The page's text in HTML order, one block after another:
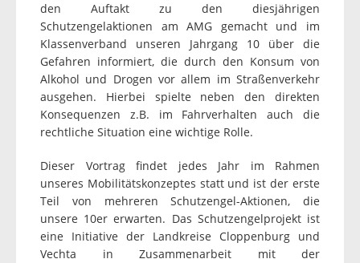
den Auftakt zu den diesjährigen
Schutzengelaktionen am AMG gemacht und im
Klassenverband unseren Jahrgang 10 über die
Gefahren informiert, die durch den Konsum von
Alkohol und Drogen vor allem im Straßenverkehr
ausgehen. Hierbei spielte neben den direkten
Konsequenzen z.B. im Fahrverhalten auch die
rechtliche Situation eine wichtige Rolle.
Dieser Vortrag findet jedes Jahr im Rahmen
unseres Mobilitätskonzeptes statt und ist der erste
Teil von mehreren Schutzengel-Aktionen, die
unsere 10er erwarten. Das Schutzengelprojekt ist
eine Initiative der Landkreise Cloppenburg und
Vechta in Zusammenarbeit mit der